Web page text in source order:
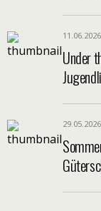
11.06.2026
Under
29.05.2026